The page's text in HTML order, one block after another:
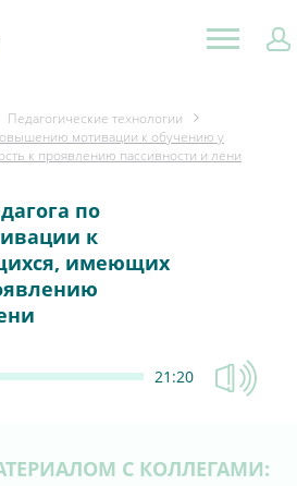
Педагогические технологии
мотивации к обучению у
к проявлению пассивности и лени
по
к
имеющих
21:20
С КОЛЛЕГАМИ: